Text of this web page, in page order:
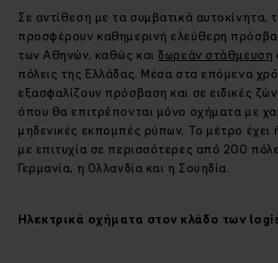
Σε αντίθεση με τα συμβατικά αυτοκίνητα,
προσφέρουν καθημερινή ελεύθερη
των Αθηνών, καθώς και δωρεάν στάθμευση
πόλεις της Ελλάδας. Μέσα στα επόμενα
εξασφαλίζουν πρόσβαση και σε ειδικές
όπου θα επιτρέπονται μόνο οχήματα με
μηδενικές εκπομπές ρύπων. Το μέτρο έχει
με επιτυχία σε περισσότερες από 200
Γερμανία, η Ολλανδία και η Σουηδία.
Ηλεκτρικά οχήματα στον κλάδο των